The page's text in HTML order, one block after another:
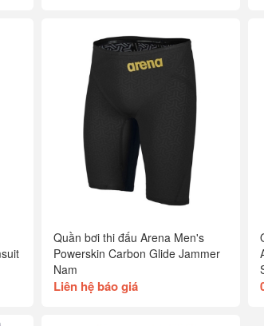
Quần bơi thi đấu Arena Men's
Powerskin Carbon Glide Jammer
Nam
Liên hệ báo giá